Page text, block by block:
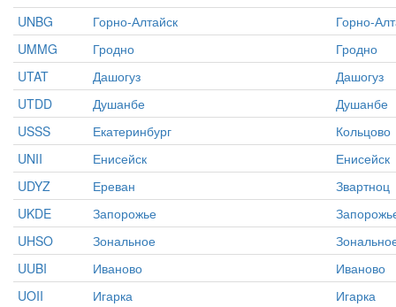
UNBG
Горно-Алтайск
Горно-
UMMG
Гродно
Гродно
UTAT
Дашогуз
Дашогуз
UTDD
Душанбе
Душанбе
USSS
Екатеринбург
Кольцово
UNII
Енисейск
Енисейск
UDYZ
Ереван
Звартноц
UKDE
Запорожье
UHSO
Зональное
UUBI
Иваново
Иваново
UOII
Игарка
Игарка